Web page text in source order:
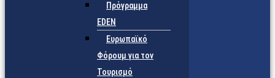
Πρόγραμμα
EDEN
Ευρωπαϊκό
Φόρουμ για τον
Τουρισμό